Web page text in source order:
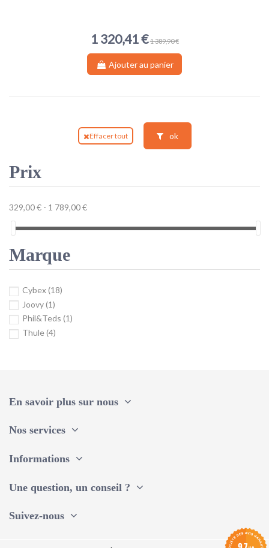
1 320,41 € 1 389,90 €
Ajouter au panier
Effacer tout ok
Prix
329,00 € - 1 789,00 €
Marque
Cybex(18)
Joovy(1)
Phil&Teds (1)
Thule(4)
En savoir plus sur nous
Nos services
Informations
Une question, un conseil ?
Suivez-nous